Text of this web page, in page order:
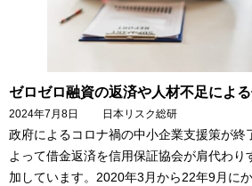
ゼロゼロ融資の返済や人材不足によ
2024年7月8日 日本リスク総研
政府によるコロナ禍の中小企業支援策が終
よって借金返済を信用保証協会が肩代わり
加しています。2020年3月から22年9月に